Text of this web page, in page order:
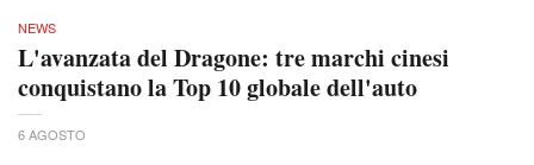
NEWS
L'avanzata del Dragone: tre marchi cinesi
conquistano la Top 10 globale dell'auto
6 AGOSTO